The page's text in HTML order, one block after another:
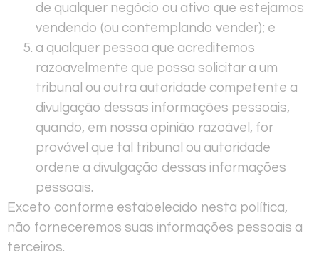
de qualquer negócio ou ativo que estejamos
vendendo (ou contemplando vender); e
a qualquer pessoa que acreditemos
razoavelmente que possa solicitar a um
tribunal ou outra autoridade competente a
divulgação dessas informações pessoais,
quando, em nossa opinião razoável, for
provável que tal tribunal ou autoridade
ordene a divulgação dessas informações
pessoais.
Exceto conforme estabelecido nesta política,
não forneceremos suas informações pessoais a
terceiros.